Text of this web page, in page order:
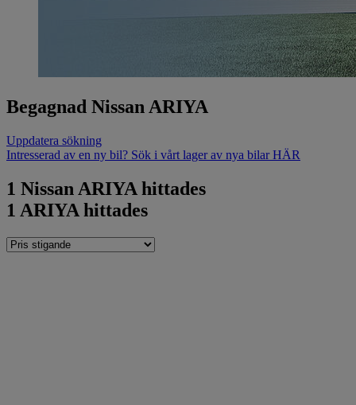
Begagnad Nissan ARIYA
Uppdatera sökning
Intresserad av en ny bil? Sök i vårt lager av nya bilar HÄR
1 Nissan ARIYA hittades
1 ARIYA hittades